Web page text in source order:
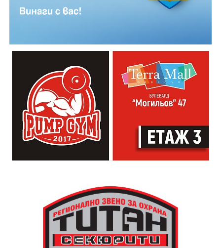
които свират на китара, да се включат – независимо
от професионалното им ниво. Събитието е различно
– то не е концерт, а споделено преживяване, в което
всеки участва по свой начин. Няма сцена или
официална програма, няма предварително обявени
изпълнители и разделение между публика и
артисти. Всеки е добре дошъл да пее, свири или
просто да преживее звездопад, изпълнен с музика,
падащи звезди и желания.
транспорт до местността Градище. Електрическият
автобус ще тръгне в 19:30 ч. от пл. „Възраждане“, а
обратно към града в 00:00 ч. – от паркинга до
поляната. Вземете със себе си връхна дреха и одеяло
или шалте! За повече информация тел. 0887907075.